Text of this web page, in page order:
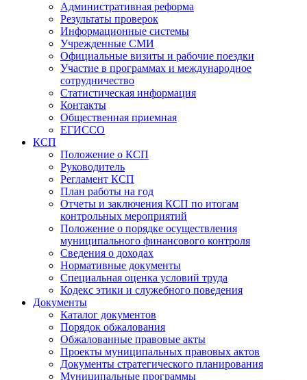
Административная реформа
Результаты проверок
Информационные системы
Учрежденные СМИ
Официальные визиты и рабочие поездки
Участие в программах и международное
сотрудничество
Статистическая информация
Контакты
Общественная приемная
ЕГИССО
КСП
Положение о КСП
Руководитель
Регламент КСП
План работы на год
Отчеты и заключения КСП по итогам
контрольных мероприятий
Положение о порядке осуществления
муниципального финансового контроля
Сведения о доходах
Нормативные документы
Специальная оценка условий труда
Кодекс этики и служебного поведения
Документы
Каталог документов
Порядок обжалования
Обжалованные правовые акты
Проекты муниципальных правовых актов
Документы стратегического планирования
Муниципальные программы